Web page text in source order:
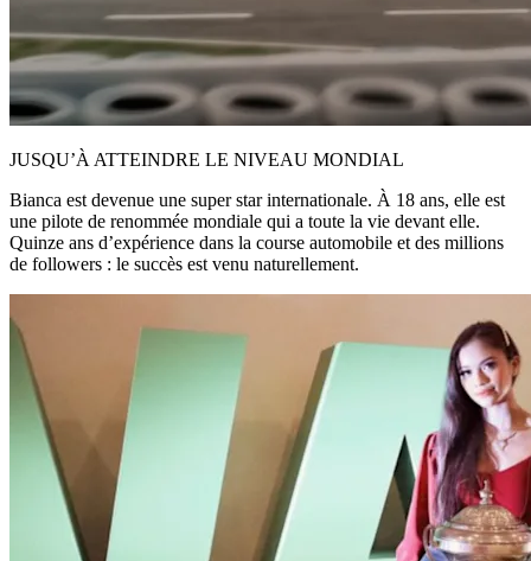
JUSQU’À ATTEINDRE LE NIVEAU MONDIAL
Bianca est devenue une super star internationale. À 18 ans, elle est
une pilote de renommée mondiale qui a toute la vie devant elle.
Quinze ans d’expérience dans la course automobile et des millions
de followers : le succès est venu naturellement.